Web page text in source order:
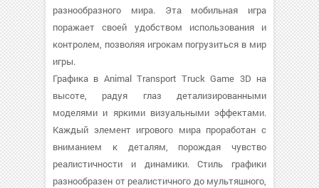
разнообразного мира. Эта мобильная игра
поражает своей удобством использования и
контролем, позволяя игрокам погрузиться в мир
игры.
Графика в Animal Transport Truck Game 3D на
высоте, радуя глаз детализированными
моделями и яркими визуальными эффектами.
Каждый элемент игрового мира проработан с
вниманием к деталям, порождая чувство
реалистичности и динамики. Стиль графики
разнообразен от реалистичного до мультяшного,